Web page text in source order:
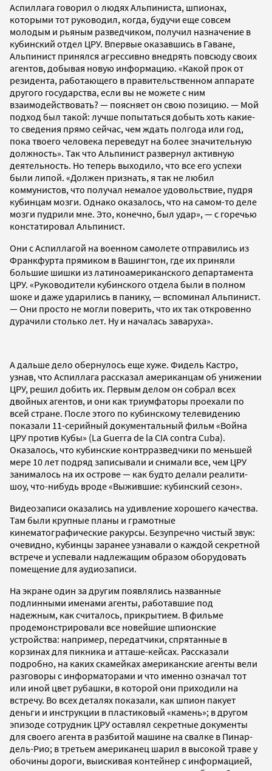
Аспиллага говорил о людях Альпиниста, шпионах,
которыми тот руководил, когда, будучи еще совсем
молодым и рьяным разведчиком, получил назначение в
кубинский отдел ЦРУ. Впервые оказавшись в Гаване,
Альпинист принялся агрессивно внедрять повсюду своих
агентов, добывая новую информацию. «Какой прок от
резидента, работающего в правительственном аппарате
другого государства, если вы не можете с ним
взаимодействовать? — поясняет он свою позицию. — Мой
подход был такой: лучше попытаться добыть хоть какие-
то сведения прямо сейчас, чем ждать полгода или год,
пока твоего человека переведут на более значительную
должность». Так что Альпинист развернул активную
деятельность. Но теперь выходило, что все его успехи
были липой. «Должен признать, я так не любил
коммунистов, что получал немалое удовольствие, пудря
кубинцам мозги. Однако оказалось, что на самом-то деле
мозги пудрили мне. Это, конечно, был удар», — с горечью
констатировал Альпинист.
Они с Аспиллагой на военном самолете отправились из
Франкфурта прямиком в Вашингтон, где их приняли
большие шишки из латиноамериканского департамента
ЦРУ. «Руководители кубинского отдела были в полном
шоке и даже ударились в панику, — вспоминал Альпинист.
— Они просто не могли поверить, что их так откровенно
дурачили столько лет. Ну и началась заваруха».
А дальше дело обернулось еще хуже. Фидель Кастро,
узнав, что Аспиллага рассказал американцам об унижении
ЦРУ, решил добить их. Первым делом он собрал всех
двойных агентов, и они как триумфаторы проехали по
всей стране. После этого по кубинскому телевидению
показали 11-серийный документальный фильм «Война
ЦРУ против Кубы» (La Guerra de la CIA contra Cuba).
Оказалось, что кубинские контрразведчики по меньшей
мере 10 лет подряд записывали и снимали все, чем ЦРУ
занималось на их острове — как будто делали реалити-
шоу, что-нибудь вроде «Выжившие: кубинский сезон».
Видеозаписи оказались на удивление хорошего качества.
Там были крупные планы и грамотные
кинематографические ракурсы. Безупречно чистый звук:
очевидно, кубинцы заранее узнавали о каждой секретной
встрече и успевали надлежащим образом оборудовать
помещение для аудиозаписи.
На экране один за другим появлялись названные
подлинными именами агенты, работавшие под
надежным, как считалось, прикрытием. В фильме
продемонстрировали все новейшие шпионские
устройства: например, передатчики, спрятанные в
корзинах для пикника и атташе-кейсах. Рассказали
подробно, на каких скамейках американские агенты вели
разговоры с информаторами и что именно означал тот
или иной цвет рубашки, в которой они приходили на
встречу. Во всех деталях показали, как шпион пакует
деньги и инструкции в пластиковый «камень»; в другом
эпизоде сотрудник ЦРУ оставлял секретные документы
для своего агента в разбитой машине на свалке в Пинар-
дель-Рио; в третьем американец шарил в высокой траве у
обочины дороги, выискивая контейнер с информацией,